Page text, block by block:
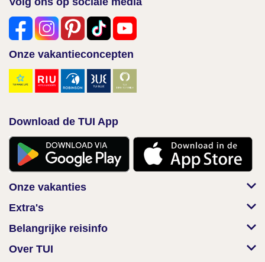
Onze vakantieconcepten
Download de TUI App
Onze vakanties
Extra's
Belangrijke reisinfo
Over TUI